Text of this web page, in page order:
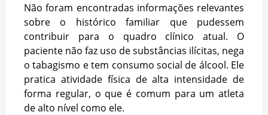
Não foram encontradas informações relevantes
sobre o histórico familiar que pudessem
contribuir para o quadro clínico atual. O
paciente não faz uso de substâncias ilícitas, nega
o tabagismo e tem consumo social de álcool. Ele
pratica atividade física de alta intensidade de
forma regular, o que é comum para um atleta
de alto nível como ele.